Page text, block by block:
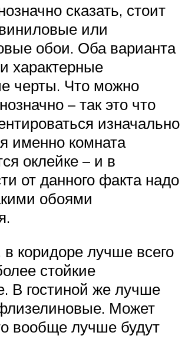
сказать, стоит
или
обои. Оба варианта
характерные
черты. Что можно
– так это что
изначально
именно комната
оклейке – и в
от данного факта надо
обоями
коридоре лучше всего
стойкие
В гостиной же лучше
Может
вообще лучше будут